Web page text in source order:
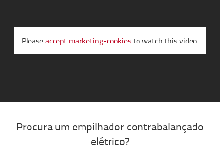
Pleaseaccept marketing-cookiesto watch this video.
Procura um empilhador contrabalançado
elétrico?